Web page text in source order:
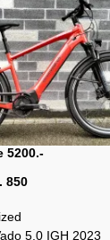
5200.-
850
5.0 IGH 2023